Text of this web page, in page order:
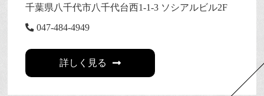
千葉県八千代市八千代台西1-1-3 ソシアルビル2F
047-484-4949
詳しく見る